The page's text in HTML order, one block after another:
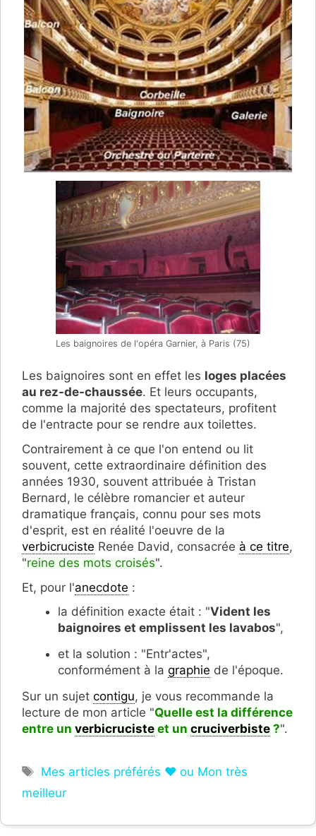
Les baignoires de l'opéra Garnier, à Paris (75)
Les baignoires sont en effet les loges placées
au rez-de-chaussée. Et leurs occupants,
comme la majorité des spectateurs, profitent
de l'entracte pour se rendre aux toilettes.
Contrairement à ce que l'on entend ou lit
souvent, cette extraordinaire définition des
années 1930, souvent attribuée à Tristan
Bernard, le célèbre romancier et auteur
dramatique français, connu pour ses mots
d'esprit, est en réalité l'oeuvre de la
verbicruciste Renée David, consacrée à ce titre,
"reine des mots croisés".
Et, pour l'anecdote :
la définition exacte était : "Vident les
baignoires et emplissent les lavabos",
et la solution : "Entr'actes",
conformément à la graphie de l'époque.
Sur un sujet contigu, je vous recommande la
lecture de mon article "Quelle est la différence
entre un verbicruciste et un cruciverbiste ?".
Étiquettes
Mes articles préférés ❤ ou Mon très
meilleur